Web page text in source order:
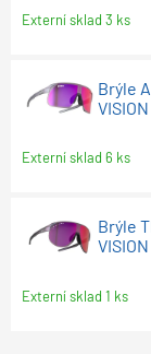
Externí sklad 3 ks
Brýle
Externí sklad 6 ks
Brýle
Externí sklad 1 ks